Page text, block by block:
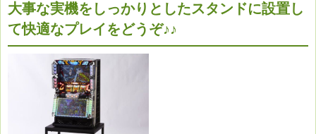
大事な実機をしっかりとしたスタンドに設置し
て快適なプレイをどうぞ♪♪